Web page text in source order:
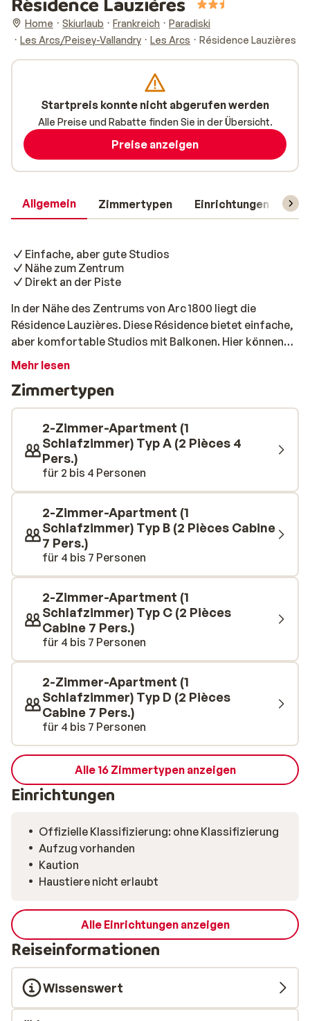
Home Skiurlaub Frankreich
Paradiski
Les Arcs/Peisey-Vallandry
Les Arcs Résidence Lauzières
Allgemein Zimmertypen Einrichtungen
Einfache, aber gute Studios
Nähe zum Zentrum
Direkt an der Piste
In der Nähe des Zentrums von Arc 1800 liegt die
Résidence Lauzières. Diese Résidence bietet einfache,
aber komfortable Studios mit Balkonen. Hier können
Sie sich entspannen und die Wintersonne am
so dass man sich morgens das Schleppen der
Skiausrüstung sparen kann. Toll, denn es ist ja
schließlich Urlaub! Sie suchen also ein einfaches Studio
mit guter Lage im Arc 1800? Dann sind Sie bei uns genau
richtig!
Mehr lesen
Zimmertypen
2-Zimmer-Apartment (1
Schlafzimmer) Typ A (2 Pièces 4
Pers.)
für 2 bis 4 Personen
2-Zimmer-Apartment (1
Schlafzimmer) Typ B (2 Pièces Cabine
7 Pers.)
für 4 bis 7 Personen
2-Zimmer-Apartment (1
Schlafzimmer) Typ C (2 Pièces
Cabine 7 Pers.)
für 4 bis 7 Personen
2-Zimmer-Apartment (1
Schlafzimmer) Typ D (2 Pièces
Cabine 7 Pers.)
für 4 bis 7 Personen
Alle 16 Zimmertypen anzeigen
Einrichtungen
Offizielle Klassifizierung: ohne Klassifizierung
Aufzug vorhanden
Kaution
Haustiere nicht erlaubt
Alle Einrichtungen anzeigen
Reiseinformationen
Wissenswert
Startpreis konnte nicht abgerufen werden
Alle Preise und Rabatte finden Sie in der Übersicht.
Preise anzeigen